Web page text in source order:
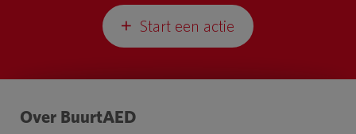
Start een actie
Over BuurtAED